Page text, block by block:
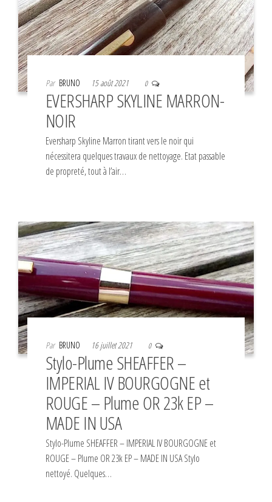
Par BRUNO 15 août 2021 0
EVERSHARP SKYLINE MARRON-
NOIR
Eversharp Skyline Marron tirant vers le noir qui
nécessitera quelques travaux de nettoyage. Etat passable
de propreté, tout à l’air…
Par BRUNO 16 juillet 2021 0
Stylo-Plume SHEAFFER –
IMPERIAL IV BOURGOGNE et
ROUGE – Plume OR 23k EP –
MADE IN USA
Stylo-Plume SHEAFFER – IMPERIAL IV BOURGOGNE et
ROUGE – Plume OR 23k EP – MADE IN USA Stylo
nettoyé. Quelques…